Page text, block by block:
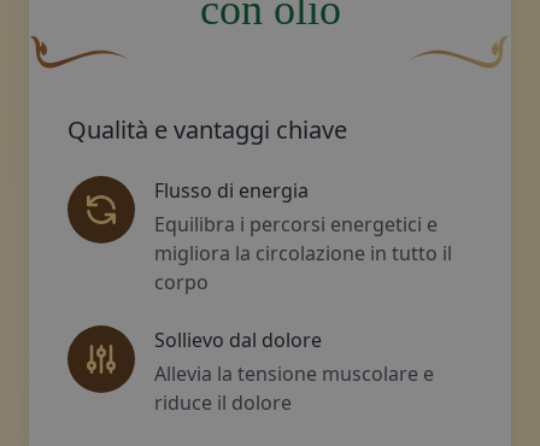
con olio
Qualità e vantaggi chiave
Flusso di energia
Equilibra i percorsi energetici e
migliora la circolazione in tutto il
corpo
Sollievo dal dolore
Allevia la tensione muscolare e
riduce il dolore